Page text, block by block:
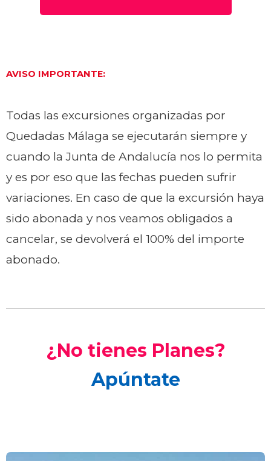
AVISO IMPORTANTE:
Todas las excursiones organizadas por
Quedadas Málaga se ejecutarán siempre y
cuando la Junta de Andalucía nos lo permita
y es por eso que las fechas pueden sufrir
variaciones. En caso de que la excursión haya
sido abonada y nos veamos obligados a
cancelar, se devolverá el 100% del importe
abonado.
¿No tienes Planes?
Apúntate